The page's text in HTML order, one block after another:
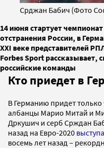
Срджан Бабич (Фото
14 июня стартует
отстранения России, в
XXI веке представителей
Forbes Sport рассказывает,
российские команды
Кто приедет в
В Германию придет
албанцы Марио Митай и
Дркушич и серб Срждан
назад на Евро-2020
восемь лет назад –